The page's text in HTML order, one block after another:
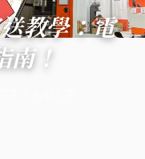
教學：電
南！